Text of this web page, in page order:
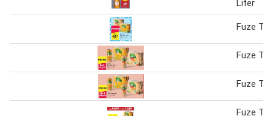
Liter
Fuze
Fuze
Fuze
Fuze